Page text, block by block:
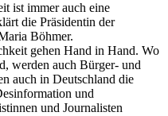
ist immer auch eine
die Präsidentin der
Böhmer.
gehen Hand in Hand. Wo
werden auch Bürger- und
auch in Deutschland die
und
und Journalisten